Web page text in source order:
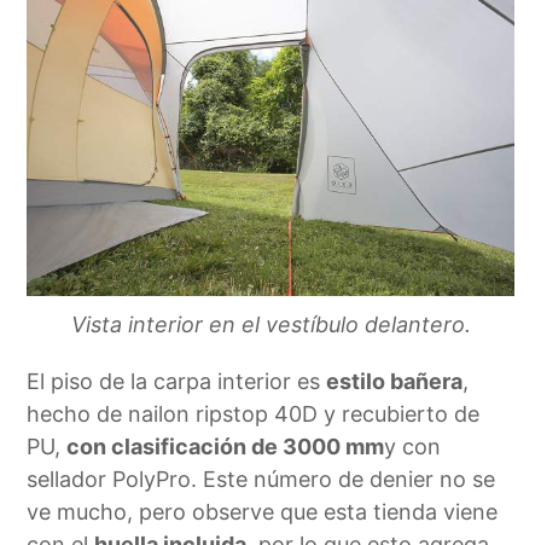
Vista interior en el vestíbulo delantero.
El piso de la carpa interior esestilo bañera,
hecho de nailon ripstop 40D y recubierto de
PU,con clasificación de 3000 mmy con
sellador PolyPro. Este número de denier no se
ve mucho, pero observe que esta tienda viene